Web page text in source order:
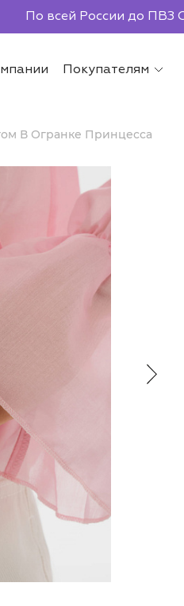
По всей России до ПВЗ
Покупателям
В Огранке Принцесса